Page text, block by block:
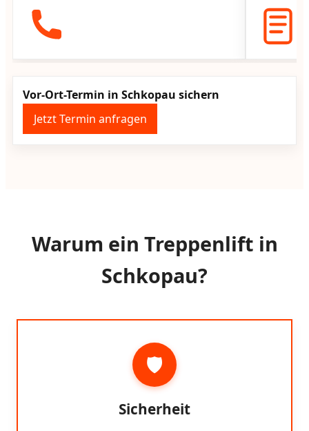
Vor-Ort-Termin in Schkopau sichern
Jetzt Termin anfragen
Warum ein Treppenlift in
Schkopau?
🛡️
Sicherheit